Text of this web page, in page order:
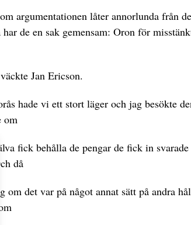
argumentationen låter annorlunda från
har de en sak gemensam: Oron för
Jan Ericson.
hade vi ett stort läger och jag besökte
om
fick behålla de pengar de fick in
då
om det var på något annat sätt på andra